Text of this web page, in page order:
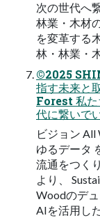
次の世代へ
林業・木材
を変革する
林・林業・
©2025
指す未来と
Forest 私た
代に繋いで
ビジョン
ゆるデータ
流通をつく
より、
Woodのデ
AIを活用し